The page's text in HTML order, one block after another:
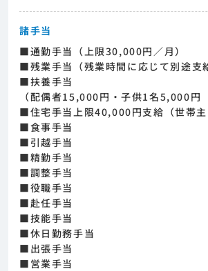
諸手当
■通勤手当（上限30,000円／月）
■残業手当（残業時間に応じて別途支
■扶養手当
（配偶者15,000円・子供1名5,000円
■住宅手当上限40,000円支給（世帯主
■食事手当
■引越手当
■精勤手当
■調整手当
■役職手当
■赴任手当
■技能手当
■休日勤務手当
■出張手当
■営業手当